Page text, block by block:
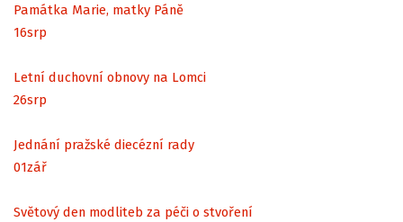
Památka Marie, matky Páně
16srp
Letní duchovní obnovy na Lomci
26srp
Jednání pražské diecézní rady
01zář
Světový den modliteb za péči o stvoření